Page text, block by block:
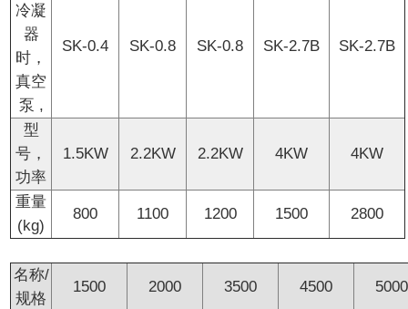
冷凝
器
时，
真空
泵 ,
SK-0.4 SK-0.8 SK-0.8 SK-2.7B SK-2.7B
型
号，
功率
1.5KW 2.2KW 2.2KW 4KW 4KW
重量
(kg)
800 1100 1200 1500 2800
名称/
规格
1500 2000 3500 4500 5000